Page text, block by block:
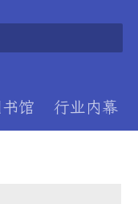
馆 行业内幕